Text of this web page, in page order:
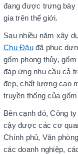
đang được trưng bày
gia trên thế giới.
Sau nhiều năm xây
Chu Đậuđã phục
gốm phong thủy,
đáp ứng nhu cầu cả
đẹp, chất lượng cao
truyền thống của
Bên cạnh đó, Công
cậy được các cơ
Chính phủ, Văn
các doanh nghiệp,